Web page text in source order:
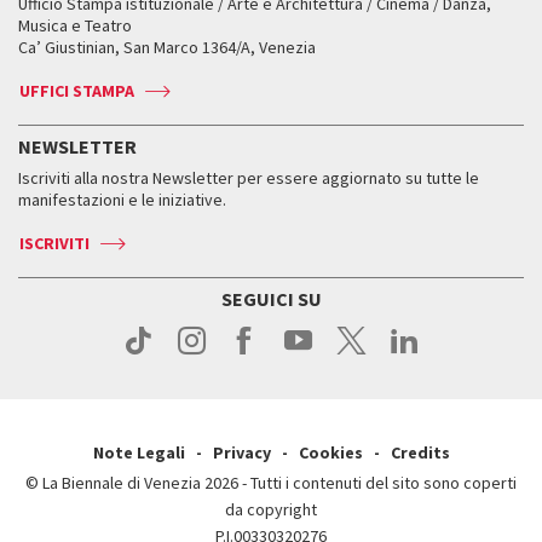
Servizi al pubblico
Come raggiungerci
Press
Orari e sedi
Accrediti
Come raggiungerci
Orari e sedi
Biglietti
Accrediti
Come raggiungerci
Contatti
Press
Servizi al pubblico
Come raggiungerci
Press
Leone d’oro alla carriera
Leone d’argento
Edizioni passate
Orari e sedi
Biglietti
Servizi al pubblico
Come raggiungerci
Contatti
Fondi e Collezioni
Biennale College ASAC
ASAC DATI
Storia
Orari e sedi
Musica e Teatro
Ca’ Giustinian, San Marco 1364/A, Venezia
UFFICI STAMPA
NEWSLETTER
Iscriviti alla nostra Newsletter per essere aggiornato su tutte le
manifestazioni e le iniziative.
ISCRIVITI
SEGUICI SU
Note Legali Privacy Cookies
Credits
© La Biennale di Venezia 2026 - Tutti i contenuti del sito sono coperti
da copyright
P.I.00330320276